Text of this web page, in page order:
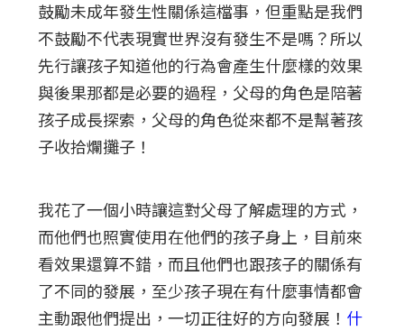
鼓勵未成年發生性關係這檔事，但重點是我們
不鼓勵不代表現實世界沒有發生不是嗎？所以
先行讓孩子知道他的行為會產生什麼樣的效果
與後果那都是必要的過程，父母的角色是陪著
孩子成長探索，父母的角色從來都不是幫著孩
子收拾爛攤子！
我花了一個小時讓這對父母了解處理的方式，
而他們也照實使用在他們的孩子身上，目前來
看效果還算不錯，而且他們也跟孩子的關係有
了不同的發展，至少孩子現在有什麼事情都會
主動跟他們提出，一切正往好的方向發展！ 什